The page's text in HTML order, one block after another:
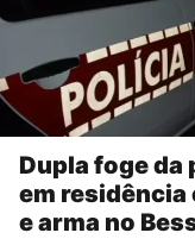
Dupla foge da
em residência
e arma no